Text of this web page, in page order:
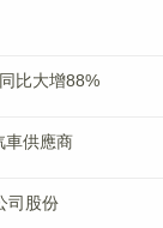
比大增88%
車供應商
司股份